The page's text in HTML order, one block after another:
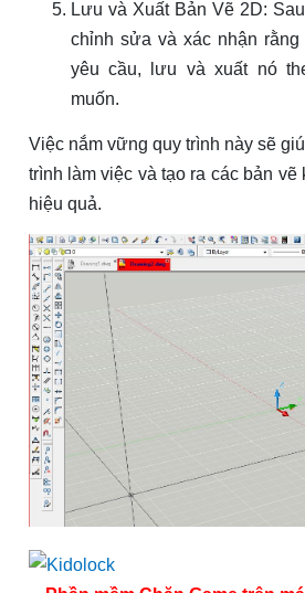
Lưu và Xuất Bản Vẽ 2D:
chỉnh sửa và xác nhận
yêu cầu, lưu và xuất nó
muốn.
Việc nắm vững quy trình này sẽ
trình làm việc và tạo ra các bản vẽ
hiệu quả.